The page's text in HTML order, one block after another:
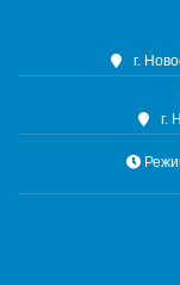
г.
г.